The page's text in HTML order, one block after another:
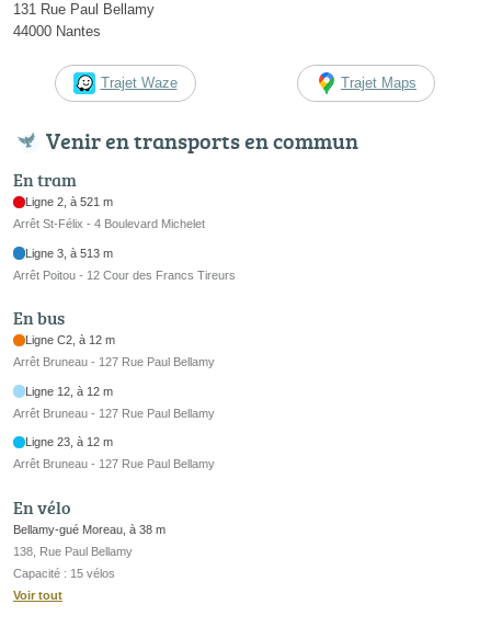
131 Rue Paul Bellamy
44000 Nantes
Trajet Waze Trajet Maps
Venir en transports en commun
En tram
Ligne 2, à 521 m
Arrêt St-Félix - 4 Boulevard Michelet
Ligne 3, à 513 m
Arrêt Poitou - 12 Cour des Francs Tireurs
En bus
Ligne C2, à 12 m
Arrêt Bruneau - 127 Rue Paul Bellamy
Ligne 12, à 12 m
Arrêt Bruneau - 127 Rue Paul Bellamy
Ligne 23, à 12 m
Arrêt Bruneau - 127 Rue Paul Bellamy
En vélo
Bellamy-gué Moreau, à 38 m
138, Rue Paul Bellamy
Capacité : 15 vélos
Voir tout